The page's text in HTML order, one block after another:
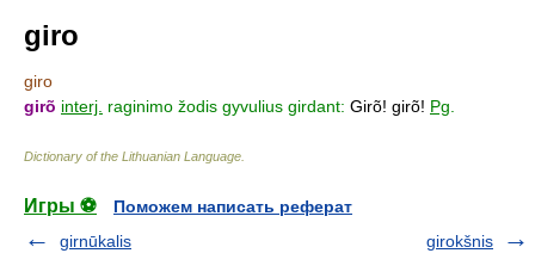
giro
giro
girõ interj. raginimo žodis gyvulius girdant: Girõ! girõ! Pg
Dictionary of the Lithuanian Language
Игры ⚽
Поможем написать реферат
girnūkalis
girokšnis